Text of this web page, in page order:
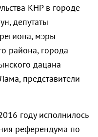
КНР в городе
депутаты
мэры
района, города
дацана
представители
году исполнилось
референдума по